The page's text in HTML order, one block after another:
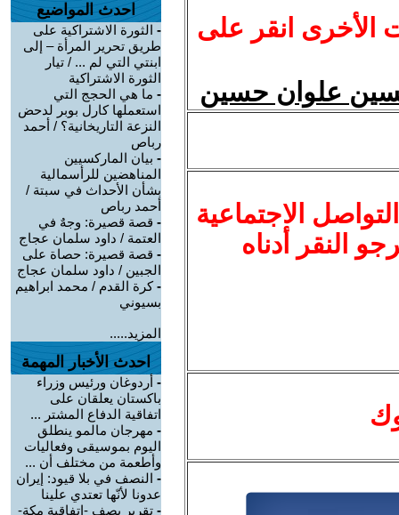
الأخرى انقر على
الاجتماعية
النقر أدناه
احدث المواضيع
- الثورة الاشتراكية على
طريق تحرير المرأة – إلى
ابنتي التي لم ... / تيار
الثورة الاشتراكية
- ما هي الحجج التي
استعملها كارل بوبر لدحض
النزعة التاريخانية؟ / أحمد
رباص
- بيان الماركسيين
المناهضين للرأسمالية
بشأن الأحداث في سبتة /
أحمد رباص
- قصة قصيرة: وجهٌ في
العتمة / داود سلمان عجاج
- قصة قصيرة: حصاة على
الجبين / داود سلمان عجاج
-كرة القدم / محمد ابراهيم
بسيوني
المزيد.....
احدث الأخبار المهمة
- أردوغان ورئيس وزراء
باكستان يعلقان على
اتفاقية الدفاع المشتر ...
- مهرجان مالمو ينطلق
اليوم بموسيقى وفعاليات
وأطعمة من مختلف أن ...
- النصف في بلا قيود: إيران
عدونا لأنّها تعتدي علينا
- تقرير يصف -اتفاقية مكة-